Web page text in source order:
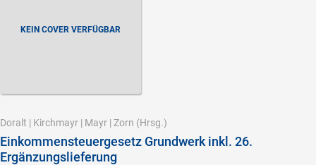
KEIN COVER VERFÜGBAR
Doralt | Kirchmayr | Mayr | Zorn (Hrsg.)
Einkommensteuergesetz Grundwerk inkl. 26.
Ergänzungslieferung